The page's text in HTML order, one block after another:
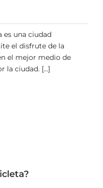
es una ciudad
el disfrute de la
el mejor medio de
la ciudad. [...]